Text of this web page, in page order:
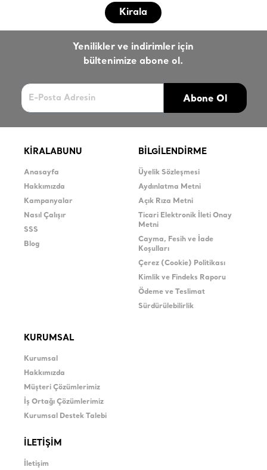
Kirala
Yenilikler ve indirimler için
bültenimize abone ol.
Abone Ol
KİRALABUNU
Anasayfa
Hakkımızda
Kampanyalar
Nasıl Çalışır
SSS
Blog
BİLGİLENDİRME
Üyelik Sözleşmesi
Aydınlatma Metni
Açık Rıza Metni
Ticari Elektronik İleti Onay
Metni
Cayma, Fesih ve İade
Koşulları
Çerez (Cookie) Politikası
Kimlik ve Findeks Raporu
Ödeme ve Teslimat
Sürdürülebilirlik
KURUMSAL
Kurumsal
Hakkımızda
Müşteri Çözümlerimiz
İş Ortağı Çözümlerimiz
Kurumsal Destek Talebi
İLETİŞİM
İletişim